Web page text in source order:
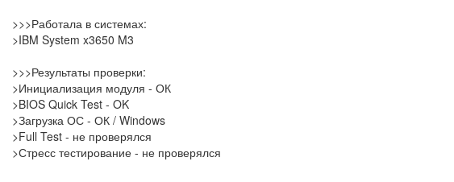
>>>Работала в системах:
>IBM System x3650 M3
>>>Результаты проверки:
>Инициализация модуля - ОК
>BIOS Quick Test - OK
>Загрузка ОС - ОК / Windows
>Full Test - не проверялся
>Стресс тестирование - не проверялся